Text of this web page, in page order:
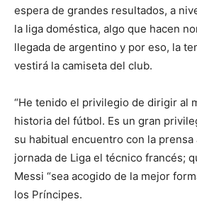
espera de grandes resultados, a
la liga doméstica, algo que hacen
llegada de argentino y por eso, la
vestirá la camiseta del club.
“He tenido el privilegio de dirigir al
historia del fútbol. Es un gran
su habitual encuentro con la prensa
jornada de Liga el técnico francés;
Messi “sea acogido de la mejor
los Príncipes.